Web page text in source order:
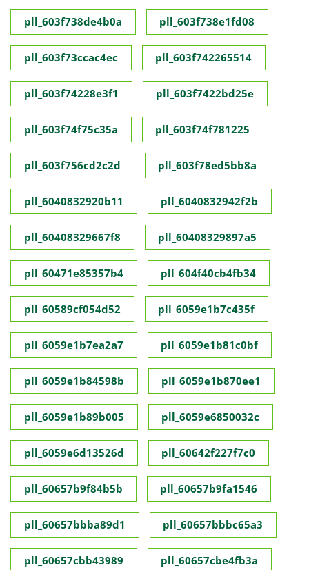
pll_603f738de4b0a pll_603f738e1fd08
pll_603f73ccac4ec pll_603f742265514
pll_603f74228e3f1 pll_603f7422bd25e
pll_603f74f75c35a pll_603f74f781225
pll_603f756cd2c2d pll_603f78ed5bb8a
pll_6040832920b11 pll_6040832942f2b
pll_60408329667f8 pll_60408329897a5
pll_60471e85357b4 pll_604f40cb4fb34
pll_60589cf054d52 pll_6059e1b7c435f
pll_6059e1b7ea2a7 pll_6059e1b81c0bf
pll_6059e1b84598b pll_6059e1b870ee1
pll_6059e1b89b005 pll_6059e6850032c
pll_6059e6d13526d pll_60642f227f7c0
pll_60657b9f84b5b pll_60657b9fa1546
pll_60657bbba89d1 pll_60657bbbc65a3
pll_60657cbb43989 pll_60657cbe4fb3a